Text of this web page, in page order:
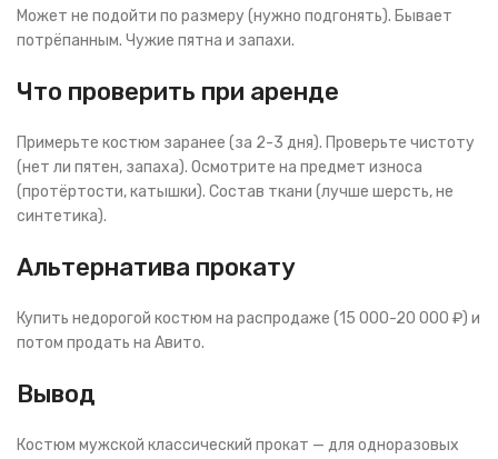
Может не подойти по размеру (нужно подгонять). Бывает
потрёпанным. Чужие пятна и запахи.
Что проверить при аренде
Примерьте костюм заранее (за 2-3 дня). Проверьте чистоту
(нет ли пятен, запаха). Осмотрите на предмет износа
(протёртости, катышки). Состав ткани (лучше шерсть, не
синтетика).
Альтернатива прокату
Купить недорогой костюм на распродаже (15 000-20 000 ₽) и
потом продать на Авито.
Вывод
Костюм мужской классический прокат — для одноразовых